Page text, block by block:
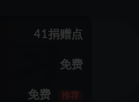
41捐赠点
免费
免费 推荐